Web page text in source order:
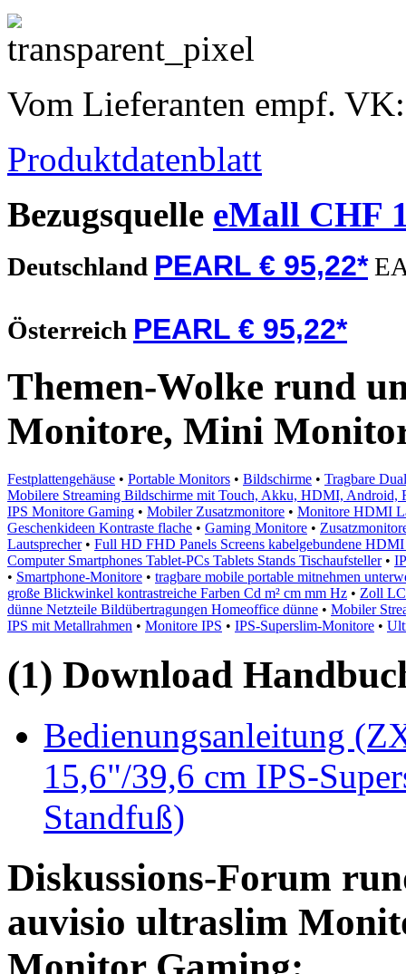
Vom Lieferanten empf.
Produktdatenblatt
Bezugsquelle eMall CHF
Deutschland PEARL € 95,22*
Österreich PEARL € 95,22*
Themen-Wolke rund
Monitore, Mini
Festplattengehäuse • Portable Monitors • Bildschirme • Tragbare
Mobilere Streaming Bildschirme mit Touch, Akku, HDMI, Android,
IPS Monitore Gaming • Mobiler Zusatzmonitore • Monitore HDMI
Geschenkideen Kontraste flache • Gaming Monitore •
Lautsprecher• Full HD FHD Panels Screens kabelgebundene
Computer Smartphones Tablet-PCs Tablets Stands Tischaufsteller•
• Smartphone-Monitore • tragbare mobile portable mitnehmen
große Blickwinkel kontrastreiche Farben Cd m² cm mm Hz • Zoll
dünne Netzteile Bildübertragungen Homeoffice dünne • Mobiler
IPS mit Metallrahmen • Monitore IPS • IPS-Superslim-Monitore •
(1) Download
Bedienungsanleitung
15,6"/39,6 cm IPS-
Standfuß)
Diskussions-Forum
auvisio ultraslim